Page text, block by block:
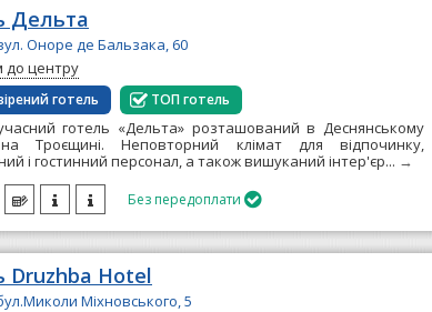
Дельта
Оноре де Бальзака, 60
до центру
готель ТОП готель
готель «Дельта» розташований в Деснянському
Троєщині. Неповторний клімат для відпочинку,
і гостинний персонал, а також вишуканий інтер'єр... →
Без передоплати
Druzhba Hotel
Міхновського, 5